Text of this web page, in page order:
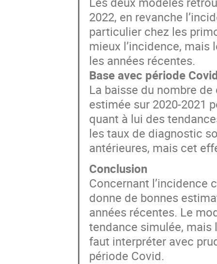
2022, en revanche
particulier chez les
mieux l’incidence,
les années récentes.
Base avec période
La baisse du nombre
estimée sur 2020-2021
quant à lui des
les taux de diagnostic
antérieures, mais cet
Conclusion
Concernant l’incidence
donne de bonnes
années récentes. Le
tendance simulée, mais
faut interpréter avec
période Covid.